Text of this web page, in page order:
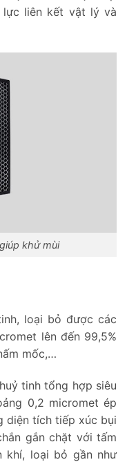
liên kết vật lý và
khử mùi
loại bỏ được các
lên đến 99,5%
mốc,…
tinh tổng hợp siêu
0,2 micromet ép
diện tích tiếp xúc bụi
gắn chặt với tấm
khí, loại bỏ gần như